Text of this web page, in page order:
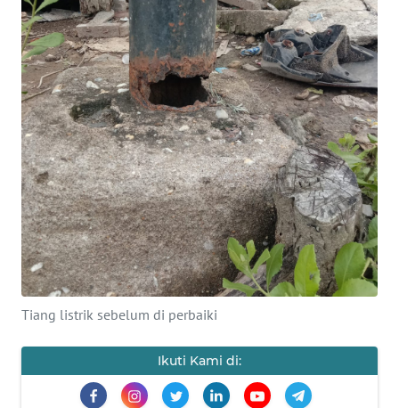
Tiang listrik sebelum di perbaiki
Ikuti Kami di:
INDEKS
BERITA
KONTAK
KAMI
INFO
IKLAN
TENTANG
KAMI
PEDOMAN
MEDIA
REDAKSI